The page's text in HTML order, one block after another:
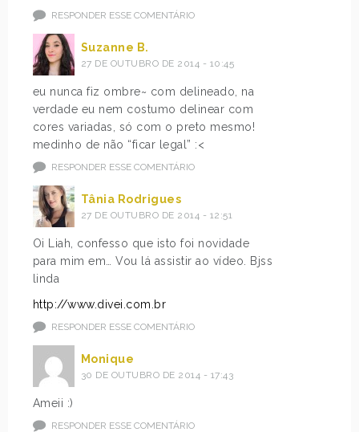
RESPONDER ESSE COMENTÁRIO
Suzanne B.
27 DE OUTUBRO DE 2014 - 10:45
eu nunca fiz ombre~ com delineado, na
verdade eu nem costumo delinear com
cores variadas, só com o preto mesmo!
medinho de não “ficar legal” :<
RESPONDER ESSE COMENTÁRIO
Tânia Rodrigues
27 DE OUTUBRO DE 2014 - 12:51
Oi Liah, confesso que isto foi novidade
para mim em… Vou lá assistir ao vídeo. Bjss
linda
http://www.divei.com.br
RESPONDER ESSE COMENTÁRIO
Monique
30 DE OUTUBRO DE 2014 - 17:43
Ameii :)
RESPONDER ESSE COMENTÁRIO